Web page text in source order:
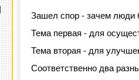
Зашел спор - зачем люди
Тема первая - для
Тема вторая - для
Соответственно два